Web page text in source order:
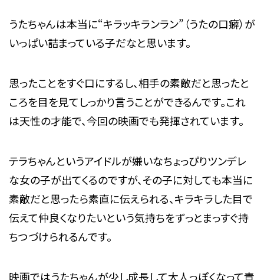
うたちゃんは本当に“キラッキランラン”（うたの口癖）が
いっぱい詰まっている子だなと思います。
思ったことをすぐ口にするし、相手の素敵だと思ったと
ころを目を見てしっかり言うことができるんです。これ
は天性の才能で、今回の映画でも発揮されています。
テラちゃんというアイドルが嫌いなちょっぴりツンデレ
な女の子が出てくるのですが、その子に対しても本当に
素敵だと思ったら素直に伝えられる、キラキラした目で
伝えて仲良くなりたいという気持ちをずっとまっすぐ持
ちつづけられるんです。
映画ではうたちゃんが少し成長して大人っぽくなって責